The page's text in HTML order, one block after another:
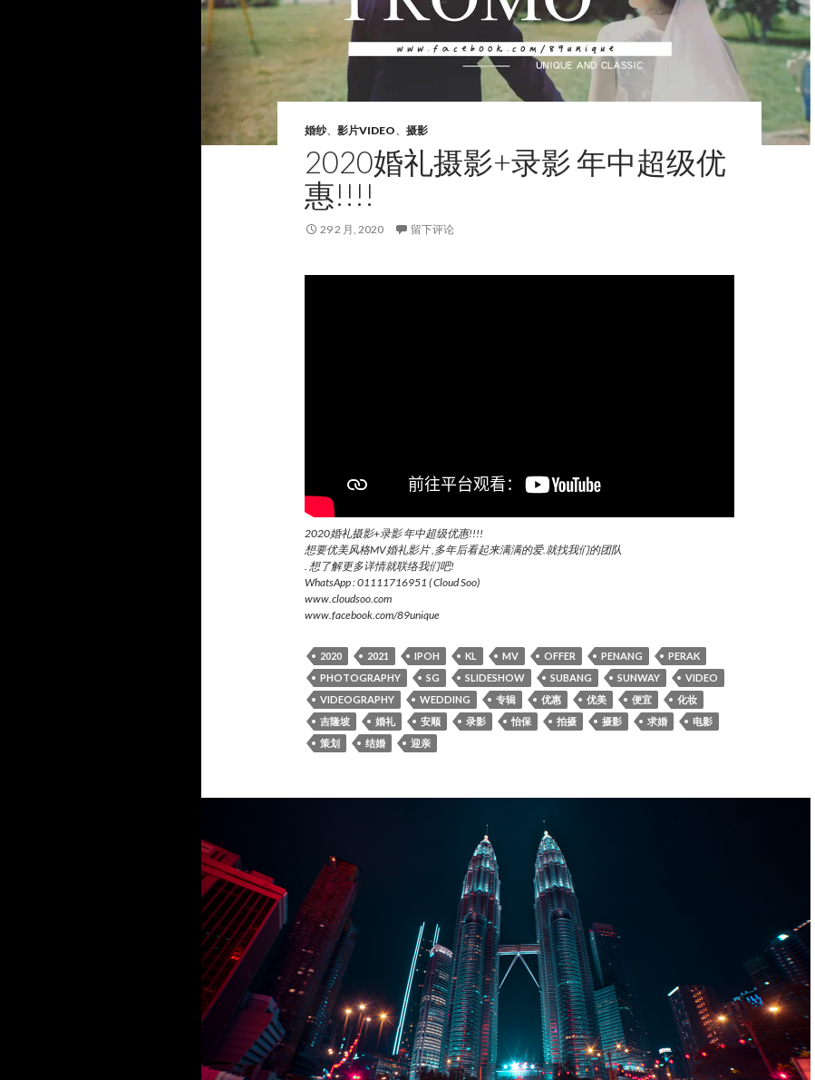
婚纱、 影片VIDEO、 摄影
2020婚礼摄影+录影 年中超级优
惠!!!!
29 2 月, 2020 留下评论
2020婚礼摄影+录影 年中超级优惠!!!!
想要优美风格MV婚礼影片 ,多年后看起来满满的爱.就找我们的团队
. 想了解更多详情就联络我们吧!
WhatsApp : 01111716951 ( Cloud Soo)
www.cloudsoo.com
www.facebook.com/89unique
2020 2021 IPOH KL MV OFFER PENANG
PERAK
PHOTOGRAPHY
SG SLIDESHOW SUBANG SUNWAY
VIDEO
VIDEOGRAPHY
WEDDING 专辑 优惠 优美 便宜
化妆
吉隆坡
婚礼 安顺 录影 怡保 拍摄 摄影 求婚
电影
策划
结婚 迎亲